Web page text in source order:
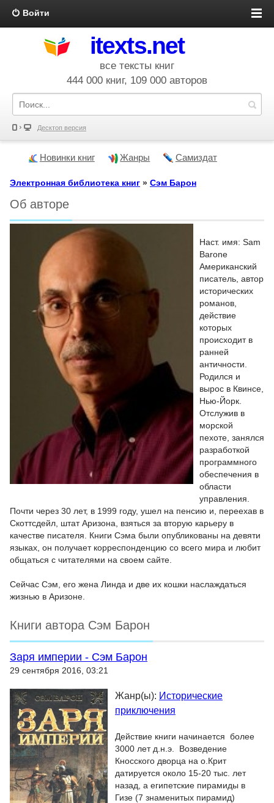
Войти
itexts.net
все тексты книг
444 000 книг, 109 000 авторов
Десктоп версия
Новинки книг Жанры Самиздат
Электронная библиотека книг » Сэм Барон
Об авторе
Наст. имя: Sam
Barone
Американский
писатель, автор
исторических
романов,
действие
которых
происходит в
ранней
античности.
Родился и
вырос в Квинсе,
Нью-Йорк.
Отслужив в
морской
пехоте, занялся
разработкой
программного
обеспечения в
области
управления.
Почти через 30 лет, в 1999 году, ушел на пенсию и, переехав в
Скоттсдейл, штат Аризона, взяться за вторую карьеру в
качестве писателя. Книги Сэма были опубликованы на девяти
языках, он получает корреспонденцию со всего мира и любит
общаться с читателями на своем сайте.
Сейчас Сэм, его жена Линда и две их кошки наслаждаться
жизнью в Аризоне.
Книги автора Сэм Барон
Заря империи - Сэм Барон
29 сентября 2016, 03:21
Жанр(ы): Исторические
приключения
Действие книги начинается более
3000 лет д.н.э. Возведение
Кносского дворца на о.Крит
датируется около 15-20 тыс. лет
назад, а египетские пирамиды в
Гизе (7 знаменитых пирамид)